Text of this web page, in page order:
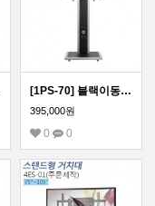
[1PS-70] 블랙이동형 스탠드 거치대 ,사무실,회의실,병원,최고인기 상품,우수디자인,호텔로비 다양한tv거치tvzone
395,000원
0 0